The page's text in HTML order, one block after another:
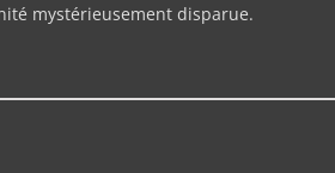
mystérieusement disparue.